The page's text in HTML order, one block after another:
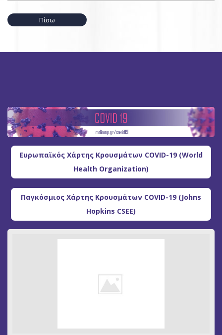
Πίσω
Ευρωπαϊκός Χάρτης Κρουσμάτων COVID-19 (World
Health Organization)
Παγκόσμιος Χάρτης Κρουσμάτων COVID-19 (Johns
Hopkins CSEE)